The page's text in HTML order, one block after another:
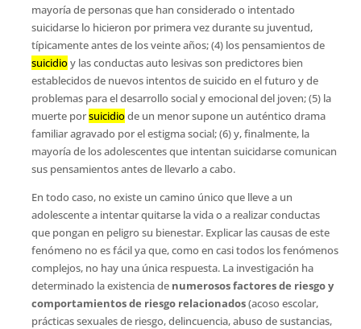
mayoría de personas que han considerado o intentado
suicidarse lo hicieron por primera vez durante su juventud,
típicamente antes de los veinte años; (4) los pensamientos de
suicidioy las conductas auto lesivas son predictores bien
establecidos de nuevos intentos de suicido en el futuro y de
problemas para el desarrollo social y emocional del joven; (5) la
muerte porsuicidiode un menor supone un auténtico drama
familiar agravado por el estigma social; (6) y, finalmente, la
mayoría de los adolescentes que intentan suicidarse comunican
sus pensamientos antes de llevarlo a cabo.
En todo caso, no existe un camino único que lleve a un
adolescente a intentar quitarse la vida o a realizar conductas
que pongan en peligro su bienestar. Explicar las causas de este
fenómeno no es fácil ya que, como en casi todos los fenómenos
complejos, no hay una única respuesta. La investigación ha
determinado la existencia de numerosos factores de riesgo y
comportamientos de riesgo relacionados(acoso escolar,
prácticas sexuales de riesgo, delincuencia, abuso de sustancias,